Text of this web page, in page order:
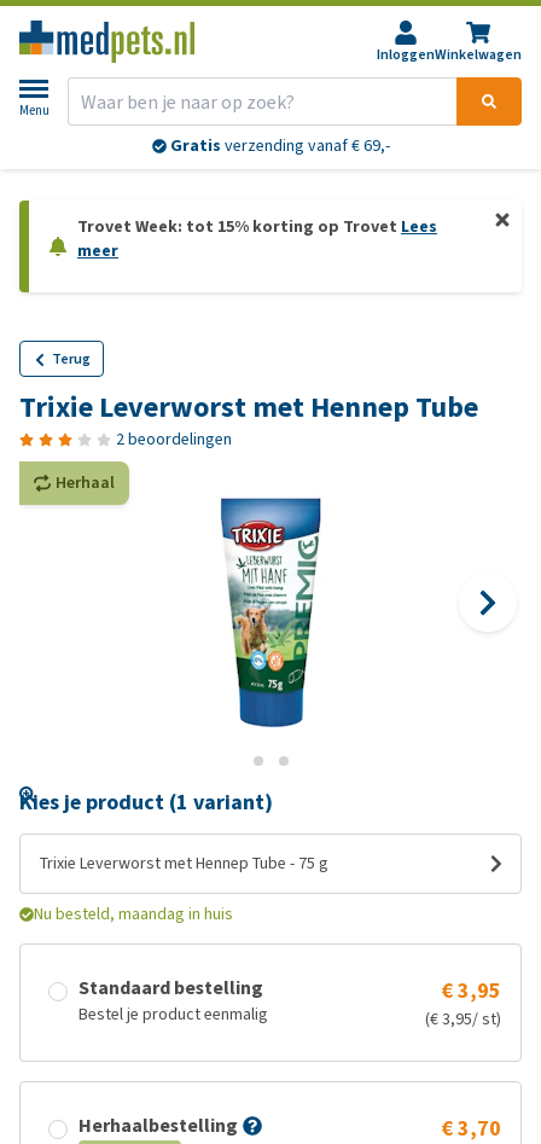
InloggenWinkelwagen
Menu
Gratis verzending vanaf € 69,-
Trovet Week: tot 15% korting op Trovet Lees
meer
Terug
Trixie Leverworst met Hennep Tube
2 beoordelingen
Herhaal
Kies je product (1 variant)
Trixie Leverworst met Hennep Tube - 75 g
Nu besteld, maandag in huis
Standaard bestelling
Bestel je product eenmalig
€ 3,95
(€ 3,95/ st)
Herhaalbestelling € 3,70